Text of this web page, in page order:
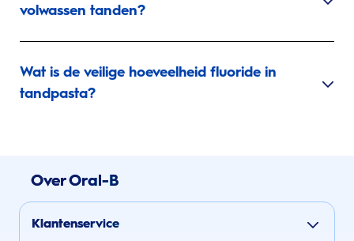
volwassen tanden?
Wat is de veilige hoeveelheid fluoride in
tandpasta?
Over Oral-B
Klantenservice